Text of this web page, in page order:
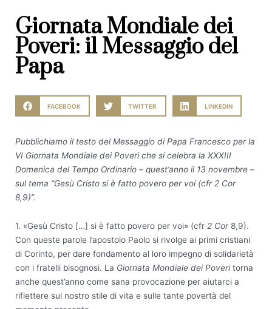
Giornata Mondiale dei
Poveri: il Messaggio del
Papa
FACEBOOK TWITTER LINKEDIN
Pubblichiamo il testo del Messaggio di Papa Francesco per la
VI Giornata Mondiale dei Poveri che si celebra la XXXIII
Domenica del Tempo Ordinario – quest’anno il 13 novembre –
sul tema “Gesù Cristo si è fatto povero per voi (cfr 2 Cor
8,9)”.
1. «Gesù Cristo […] si è fatto povero per voi» (cfr 2 Cor8,9).
Con queste parole l’apostolo Paolo si rivolge ai primi cristiani
di Corinto, per dare fondamento al loro impegno di solidarietà
con i fratelli bisognosi. La Giornata Mondiale dei Poveritorna
anche quest’anno come sana provocazione per aiutarci a
riflettere sul nostro stile di vita e sulle tante povertà del